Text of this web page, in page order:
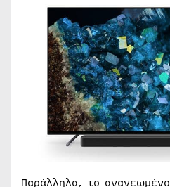
Παράλληλα, το ανανεωμένο